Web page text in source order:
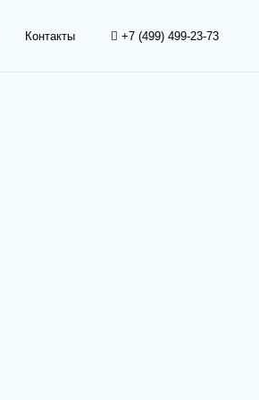
Контакты +7 (499) 499-23-73